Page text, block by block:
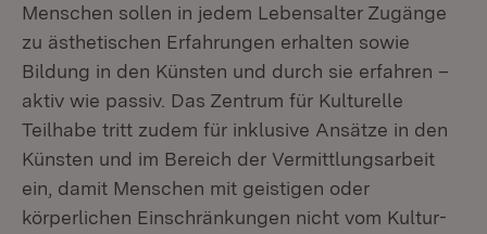
Menschen sollen in jedem Lebensalter Zugänge
zu ästhetischen Erfahrungen erhalten sowie
Bildung in den Künsten und durch sie erfahren –
aktiv wie passiv. Das Zentrum für Kulturelle
Teilhabe tritt zudem für inklusive Ansätze in den
Künsten und im Bereich der Vermittlungsarbeit
ein, damit Menschen mit geistigen oder
körperlichen Einschränkungen nicht vom Kultur­